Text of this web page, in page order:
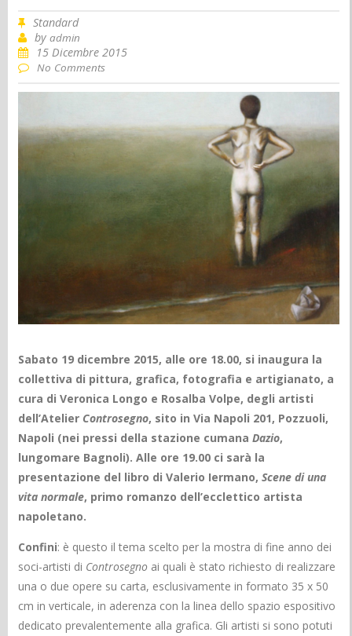
Standard
byadmin
15 Dicembre 2015
No Comments
Sabato 19 dicembre 2015, alle ore 18.00, si inaugura la
collettiva di pittura, grafica, fotografia e artigianato, a
cura di Veronica Longo e Rosalba Volpe, degli artisti
dell’Atelier Controsegno, sito in Via Napoli 201, Pozzuoli,
Napoli (nei pressi della stazione cumanaDazio,
lungomare Bagnoli).Alle ore 19.00 ci sarà la
presentazione del libro di Valerio Iermano,Scene di una
vita normale, primo romanzo dell’ecclettico artista
napoletano.
Confini: è questo il tema scelto per la mostra di fine anno dei
soci-artisti di Controsegno ai quali è stato richiesto di realizzare
una o due opere su carta, esclusivamente in formato 35 x 50
cm in verticale, in aderenza con la linea dello spazio espositivo
dedicato prevalentemente alla grafica. Gli artisti si sono potuti